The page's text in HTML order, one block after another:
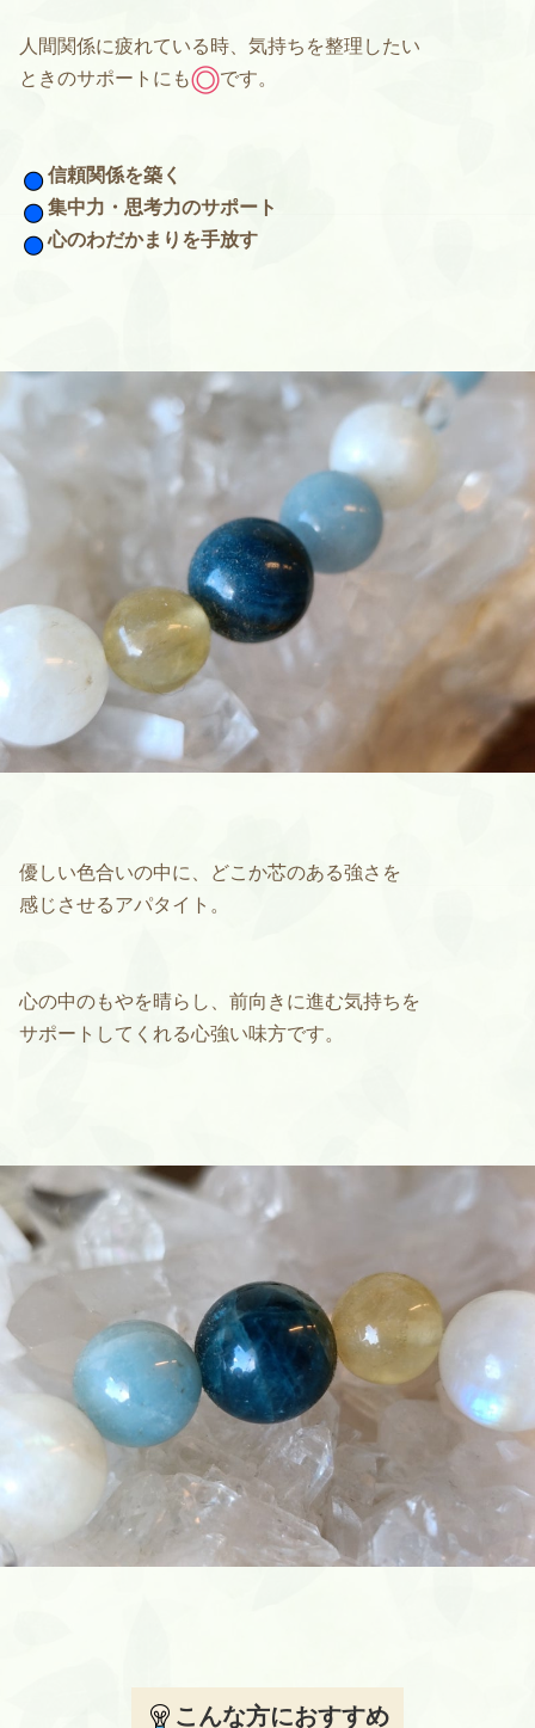
人間関係に疲れている時、気持ちを整理したい
ときのサポートにも
です。
信頼関係を築く
集中力・思考力のサポート
心のわだかまりを手放す
優しい色合いの中に、どこか芯のある強さを
感じさせるアパタイト。
心の中のもやを晴らし、前向きに進む気持ちを
サポートしてくれる心強い味方です。
こんな方におすすめ